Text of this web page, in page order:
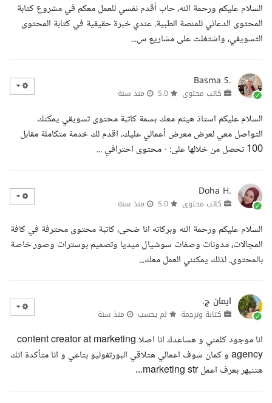
السلام عليكم ورحمة الله، حاب أقدم نفسي للعمل معكم في مشروع كتابة
المحتوى الدعائي للمنصة الطبية. عندي خبرة حقيقية في كتابة المحتوى
التسويقي، واشتغلت على مشاريع س...
Basma S.
كاتب محتوى منذ سنة
السلام عليكم استاذ هيثم معك بسمة كاتبة محتوى تسويقي يمكنك
التواصل معي لعرض معرض أعمالي عليك، اقدم لك خدمة متكاملة مقابل
100 تحصل من خلالها على: - محتوى احترافي ...
Doha H.
كاتب محتوى منذ سنة
السلام عليكم ورحمة الله وبركاته انا ضحى، كاتبة محتوى محترفة في كافة
المجالات، مدونات وصفات سوشيال ميديا وتصميم بوسترات وصور خاصة
بالمحتوى. لذلك يمكنني العمل معك...
ايمان ج.
كتابة وترجمة لم يحسب منذ سنة
انا موجود كلمني و هساعدك انا اصلا content creator at marketing
agency و كمان شوف اعمالي هتلاقي البورتفوليو بتاعي و انا متأكدة انك
هتنبهر بعرف اعمل marketing str...